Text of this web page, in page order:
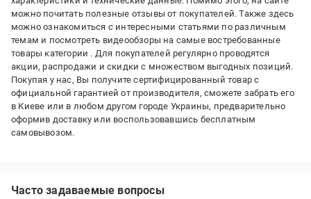
можно почитать полезные отзывы от покупателей. Также здесь
можно ознакомиться с интересными статьями по различным
темам и посмотреть видеообзоры на самые востребованные
товары категории . Для покупателей регулярно проводятся
акции, распродажи и скидки с множеством выгодных позиций.
Покупая у нас, Вы получите сертифицированный товар с
официальной гарантией от производителя, сможете забрать его
в Киеве или в любом другом городе Украины, предварительно
оформив доставку или воспользовавшись бесплатным
самовывозом.
Часто задаваемые вопросы